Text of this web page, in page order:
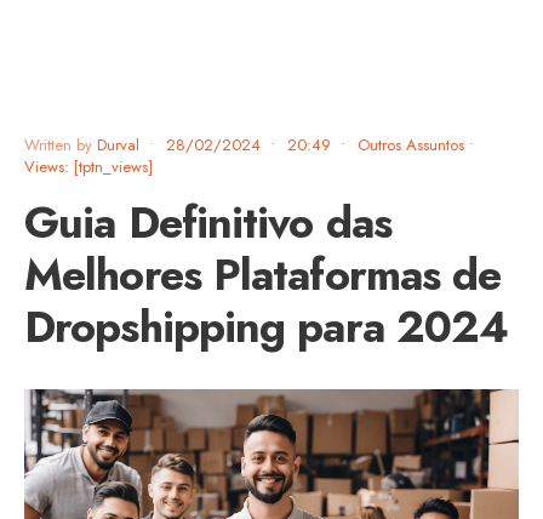
Written by Durval • 28/02/2024 • 20:49 • Outros Assuntos •
Views: [tptn_views]
Guia Definitivo das
Melhores Plataformas de
Dropshipping para 2024